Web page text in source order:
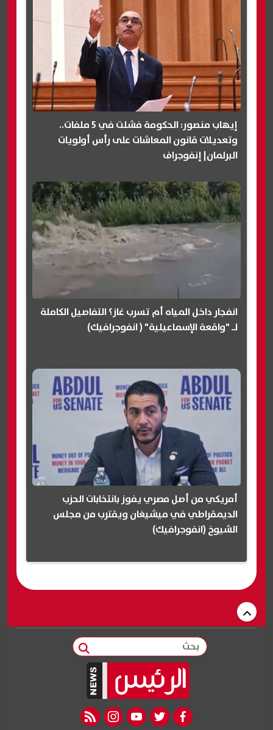
إيهاب منصور: الحكومة فشلت في 5 ملفات..
وتعديلات قانون المعاشات على رأس أولويات
البرلمان| إنفوجراف
انفجار داخل المياه أم تسرب غاز؟ التفاصيل الكاملة
لـ "واقعة الإسماعيلية" ( انفوجرافيك)
أمريكي من أصل مصري يفوز بانتخابات الحزب
الديمقراطي في ميشيغان ويقترب من مجلس
الشيوخ (انفوجرافيك)
بحث
facebook
twitter
youtube
instagram
rss feed